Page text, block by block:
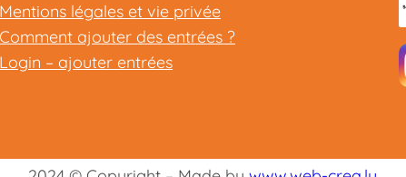
Mentions légales et vie privée
Comment ajouter des entrées ?
Login – ajouter entrées